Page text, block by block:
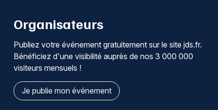
Organisateurs
Publiez votre événement gratuitement sur le site jds.fr.
Bénéficiez d'une visibilité auprès de nos 3 000 000
visiteurs mensuels !
Je publie mon événement